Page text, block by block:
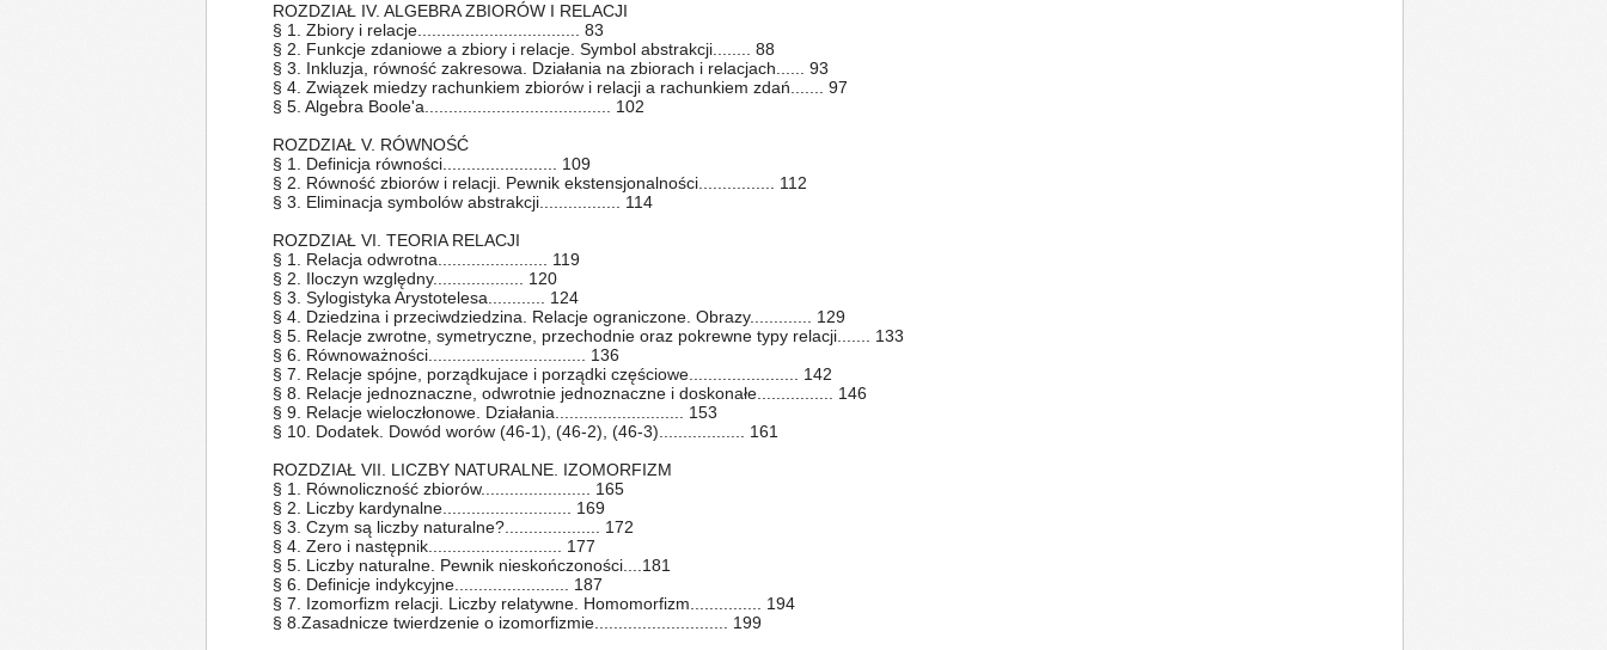
ROZDZIAŁ IV. ALGEBRA ZBIORÓW I RELACJI
§ 1. Zbiory i relacje.................................. 83
§ 2. Funkcje zdaniowe a zbiory i relacje. Symbol abstrakcji........ 88
§ 3. Inkluzja, równość zakresowa. Działania na zbiorach i relacjach...... 93
§ 4. Związek miedzy rachunkiem zbiorów i relacji a rachunkiem zdań....... 97
§ 5. Algebra Boole'a....................................... 102
ROZDZIAŁ V. RÓWNOŚĆ
§ 1. Definicja równości........................ 109
§ 2. Równość zbiorów i relacji. Pewnik ekstensjonalności................ 112
§ 3. Eliminacja symbolów abstrakcji................. 114
ROZDZIAŁ VI. TEORIA RELACJI
§ 1. Relacja odwrotna....................... 119
§ 2. Iloczyn względny................... 120
§ 3. Sylogistyka Arystotelesa............ 124
§ 4. Dziedzina i przeciwdziedzina. Relacje ograniczone. Obrazy............. 129
§ 5. Relacje zwrotne, symetryczne, przechodnie oraz pokrewne typy relacji....... 133
§ 6. Równoważności................................. 136
§ 7. Relacje spójne, porządkujace i porządki częściowe....................... 142
§ 8. Relacje jednoznaczne, odwrotnie jednoznaczne i doskonałe................ 146
§ 9. Relacje wieloczłonowe. Działania........................... 153
§ 10. Dodatek. Dowód worów (46-1), (46-2), (46-3).................. 161
ROZDZIAŁ VII. LICZBY NATURALNE. IZOMORFIZM
§ 1. Równoliczność zbiorów....................... 165
§ 2. Liczby kardynalne........................... 169
§ 3. Czym są liczby naturalne?.................... 172
§ 4. Zero i następnik............................ 177
§ 5. Liczby naturalne. Pewnik nieskończoności....181
§ 6. Definicje indykcyjne........................ 187
§ 7. Izomorfizm relacji. Liczby relatywne. Homomorfizm............... 194
§ 8.Zasadnicze twierdzenie o izomorfizmie............................ 199